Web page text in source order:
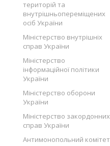
територій та
внутрішньопереміщених
осіб України
Міністерство внутрішніх
справ України
Міністерство
інформаційної політики
України
Міністерство оборони
України
Міністерство закордонних
справ України
Антимонопольний комітет